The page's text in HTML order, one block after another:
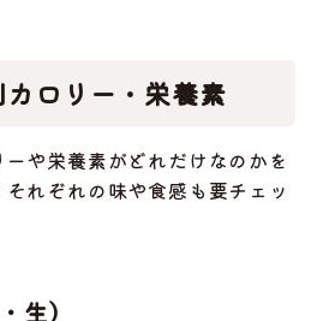
ロリー・栄養素
や栄養素がどれだけなのかを
れぞれの味や食感も要チェッ
生）